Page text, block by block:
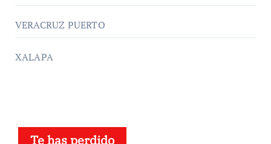
VERACRUZ PUERTO
XALAPA
Te has perdido